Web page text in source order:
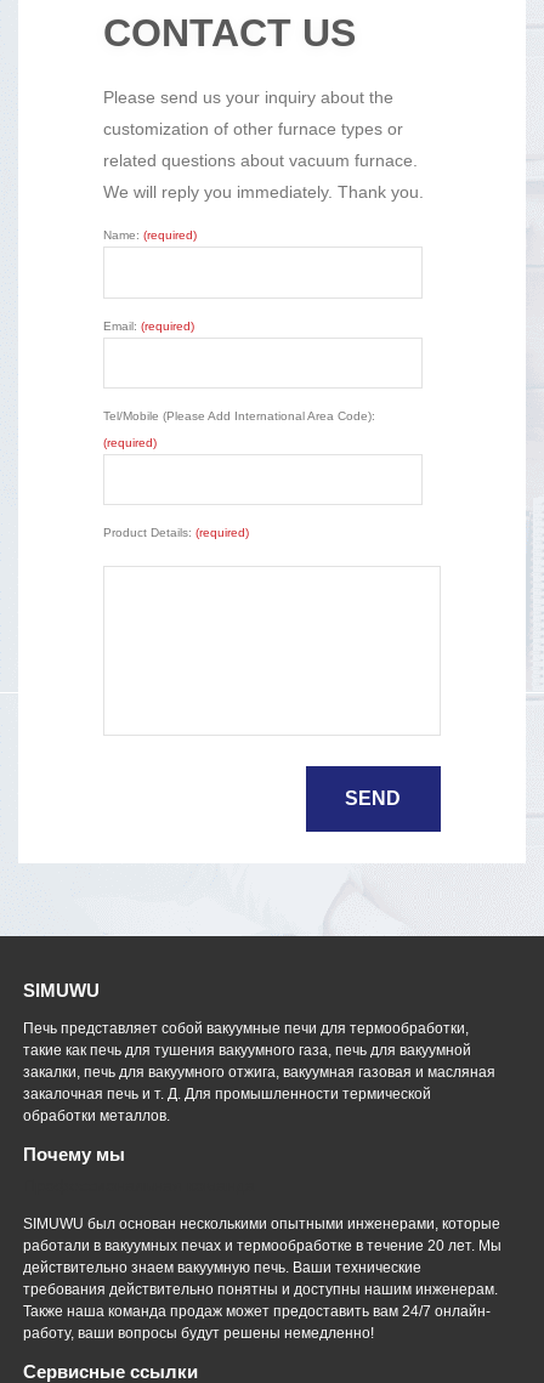
CONTACT US
Please send us your inquiry about the
customization of other furnace types or
related questions about vacuum furnace.
We will reply you immediately. Thank you.
Name: (required)
Email: (required)
Tel/Mobile (Please Add International Area Code):
(required)
Product Details: (required)
SIMUWU
Печь представляет собой вакуумные печи для термообработки,
такие как печь для тушения вакуумного газа, печь для вакуумной
закалки, печь для вакуумного отжига, вакуумная газовая и масляная
закалочная печь и т. Д. Для промышленности термической
обработки металлов.
Почему мы
SIMUWU был основан несколькими опытными инженерами, которые
работали в вакуумных печах и термообработке в течение 20 лет. Мы
действительно знаем вакуумную печь. Ваши технические
требования действительно понятны и доступны нашим инженерам.
Также наша команда продаж может предоставить вам 24/7 онлайн-
работу, ваши вопросы будут решены немедленно!
Сервисные ссылки